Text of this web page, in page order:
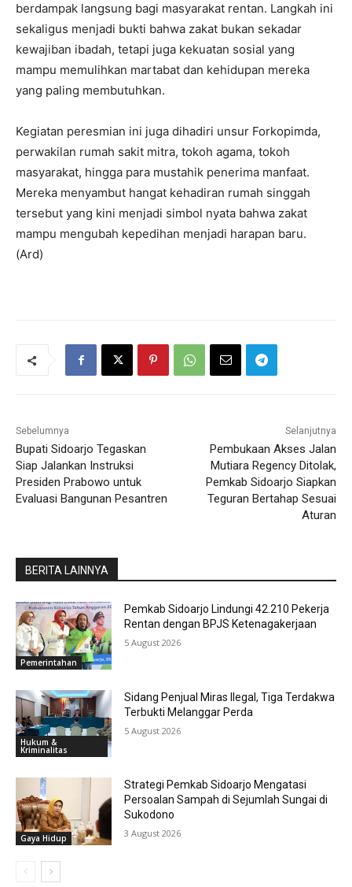
berdampak langsung bagi masyarakat rentan. Langkah ini
sekaligus menjadi bukti bahwa zakat bukan sekadar
kewajiban ibadah, tetapi juga kekuatan sosial yang
mampu memulihkan martabat dan kehidupan mereka
yang paling membutuhkan.
Kegiatan peresmian ini juga dihadiri unsur Forkopimda,
perwakilan rumah sakit mitra, tokoh agama, tokoh
masyarakat, hingga para mustahik penerima manfaat.
Mereka menyambut hangat kehadiran rumah singgah
tersebut yang kini menjadi simbol nyata bahwa zakat
mampu mengubah kepedihan menjadi harapan baru.
(Ard)
Sebelumnya
Bupati Sidoarjo Tegaskan
Siap Jalankan Instruksi
Presiden Prabowo untuk
Evaluasi Bangunan Pesantren
Selanjutnya
Pembukaan Akses Jalan
Mutiara Regency Ditolak,
Pemkab Sidoarjo Siapkan
Teguran Bertahap Sesuai
Aturan
BERITA LAINNYA
Pemerintahan
Pemkab Sidoarjo Lindungi 42.210 Pekerja
Rentan dengan BPJS Ketenagakerjaan
5 August 2026
Hukum &
Kriminalitas
Sidang Penjual Miras Ilegal, Tiga Terdakwa
Terbukti Melanggar Perda
5 August 2026
Gaya Hidup
Strategi Pemkab Sidoarjo Mengatasi
Persoalan Sampah di Sejumlah Sungai di
Sukodono
3 August 2026